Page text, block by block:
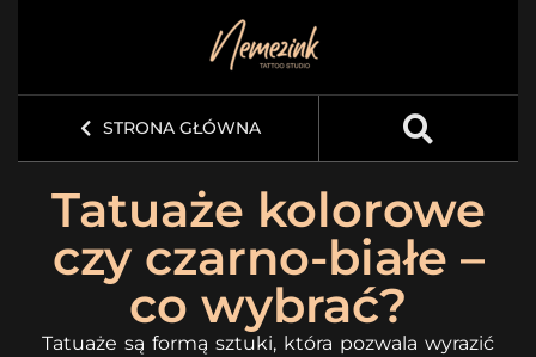
STRONA GŁÓWNA
Tatuaże kolorowe
czy czarno-białe –
co wybrać?
Tatuaże są formą sztuki, która pozwala wyrazić